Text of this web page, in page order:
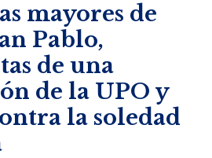
mayores de
Pablo,
de una
de la UPO y
la soledad